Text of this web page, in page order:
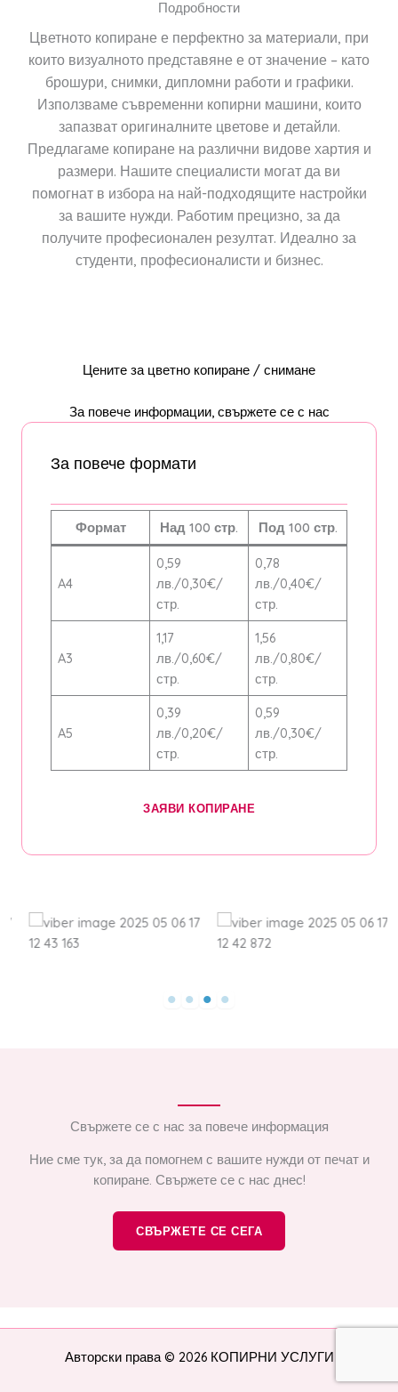
Подробности
Цветното копиране е перфектно за материали, при
които визуалното представяне е от значение – като
брошури, снимки, дипломни работи и графики.
Използваме съвременни копирни машини, които
запазват оригиналните цветове и детайли.
Предлагаме копиране на различни видове хартия и
размери. Нашите специалисти могат да ви
помогнат в избора на най-подходящите настройки
за вашите нужди. Работим прецизно, за да
получите професионален резултат. Идеално за
студенти, професионалисти и бизнес.
Цените за цветно копиране / снимане
За повече информации, свържете се с нас
За повече формати
Формат Над 100 стр. Под 100 стр.
A4
0,59
лв./0,30€/
стр.
0,78
лв./0,40€/
стр.
A3
1,17
лв./0,60€/
стр.
1,56
лв./0,80€/
стр.
A5
0,39
лв./0,20€/
стр.
0,59
лв./0,30€/
стр.
ЗАЯВИ КОПИРАНЕ
Свържете се с нас за повече информация
Ние сме тук, за да помогнем с вашите нужди от печат и
копиране. Свържете се с нас днес!
СВЪРЖЕТЕ СЕ СЕГА
Авторски права © 2026 КОПИРНИ УСЛУГИ